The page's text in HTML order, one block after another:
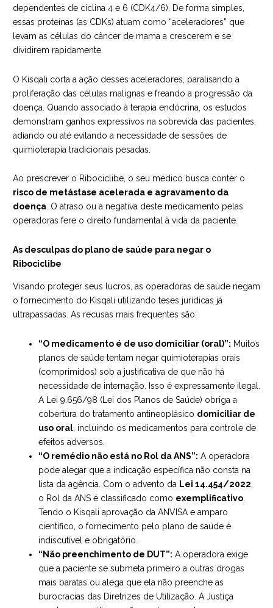
dependentes de ciclina 4 e 6 (CDK4/6). De forma simples,
essas proteínas (as CDKs) atuam como “aceleradores” que
levam as células do câncer de mama a crescerem e se
dividirem rapidamente.
O Kisqali corta a ação desses aceleradores, paralisando a
proliferação das células malignas e freando a progressão da
doença. Quando associado à terapia endócrina, os estudos
demonstram ganhos expressivos na sobrevida das pacientes,
adiando ou até evitando a necessidade de sessões de
quimioterapia tradicionais pesadas.
Ao prescrever o Ribociclibe, o seu médico busca conter o
risco de metástase acelerada e agravamento da
doença. O atraso ou a negativa deste medicamento pelas
operadoras fere o direito fundamental à vida da paciente.
As desculpas do plano de saúde para negar o
Ribociclibe
Visando proteger seus lucros, as operadoras de saúde negam
o fornecimento do Kisqali utilizando teses jurídicas já
ultrapassadas. As recusas mais frequentes são:
“O medicamento é de uso domiciliar (oral)”: Muitos
planos de saúde tentam negar quimioterapias orais
(comprimidos) sob a justificativa de que não há
necessidade de internação. Isso é expressamente ilegal.
A Lei 9.656/98 (Lei dos Planos de Saúde) obriga a
cobertura do tratamento antineoplásico domiciliar de
uso oral , incluindo os medicamentos para controle de
efeitos adversos.
“O remédio não está no Rol da ANS”: A operadora
pode alegar que a indicação específica não consta na
lista da agência. Com o advento da Lei 14.454/2022
o Rol da ANS é classificado como exemplificativo
Tendo o Kisqali aprovação da ANVISA e amparo
científico, o fornecimento pelo plano de saúde é
indiscutível e obrigatório.
“Não preenchimento de DUT”: A operadora exige
que a paciente se submeta primeiro a outras drogas
mais baratas ou alega que ela não preenche as
burocracias das Diretrizes de Utilização. A Justiça